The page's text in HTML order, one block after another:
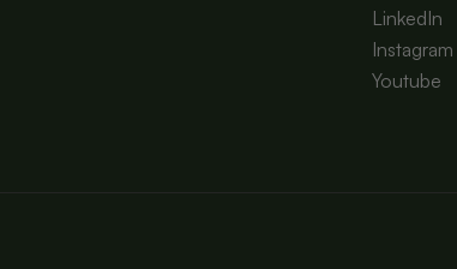
LinkedIn
Instagram
Youtube